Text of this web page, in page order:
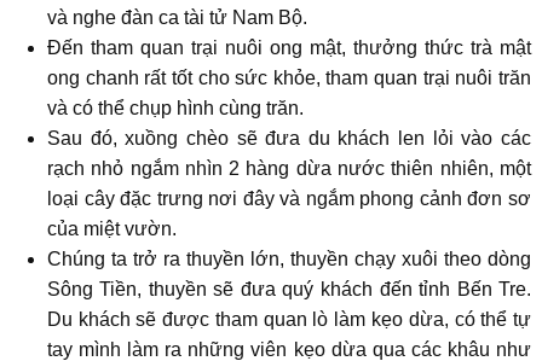
và nghe đàn ca tài tử Nam Bộ.
Đến tham quan trại nuôi ong mật, thưởng thức trà mật
ong chanh rất tốt cho sức khỏe, tham quan trại nuôi trăn
và có thể chụp hình cùng trăn.
Sau đó, xuồng chèo sẽ đưa du khách len lỏi vào các
rạch nhỏ ngắm nhìn 2 hàng dừa nước thiên nhiên, một
loại cây đặc trưng nơi đây và ngắm phong cảnh đơn sơ
của miệt vườn.
Chúng ta trở ra thuyền lớn, thuyền chạy xuôi theo dòng
Sông Tiền, thuyền sẽ đưa quý khách đến tỉnh Bến Tre.
Du khách sẽ được tham quan lò làm kẹo dừa, có thể tự
tay mình làm ra những viên kẹo dừa qua các khâu như